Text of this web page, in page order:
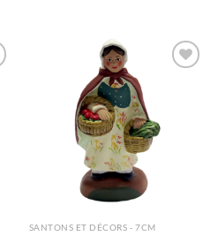
SANTONS ET DÉCORS - 7CM